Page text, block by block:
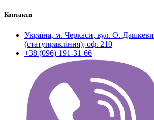
Контакти
Україна, м. Черкаси, вул. О.
(статуправління), оф. 210
+38 (096) 191-31-66